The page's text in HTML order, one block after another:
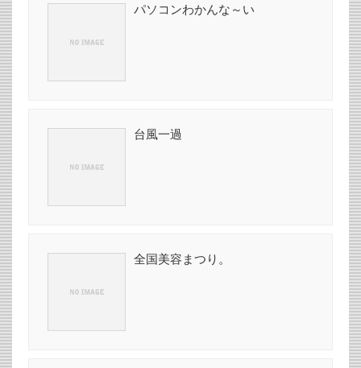
パソコンわかんな～い
台風一過
全国美容まつり。